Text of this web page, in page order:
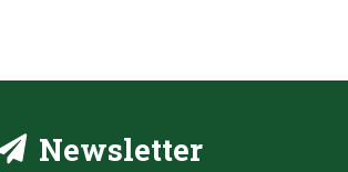
Newsletter